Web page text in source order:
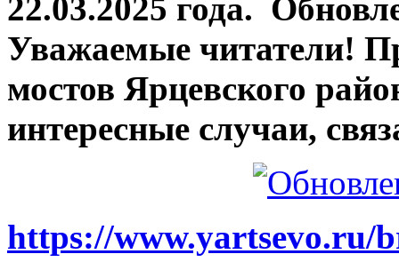
22.03.2025 года.
Уважаемые читатели!
мостов Ярцевского
интересные случаи,
https://www.yartsevo.ru/